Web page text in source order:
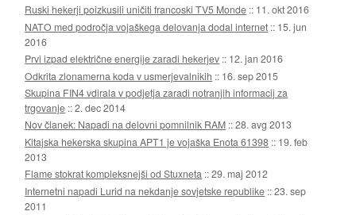
Ruski hekerji poizkusili uničiti francoski TV5 Monde :: 11. okt 2016
NATO med področja vojaškega delovanja dodal internet :: 15. jun
2016
Prvi izpad električne energije zaradi hekerjev :: 12. jan 2016
Odkrita zlonamerna koda v usmerjevalnikih :: 16. sep 2015
Skupina FIN4 vdirala v podjetja zaradi notranjih informacij za
trgovanje ::2. dec 2014
Nov članek: Napadi na delovni pomnilnik RAM ::28. avg 2013
Kitajska hekerska skupina APT1 je vojaška Enota 61398 :: 19. feb
2013
Flame stokrat kompleksnejši od Stuxneta ::29. maj 2012
Internetni napadi Lurid na nekdanje sovjetske republike ::23. sep
2011